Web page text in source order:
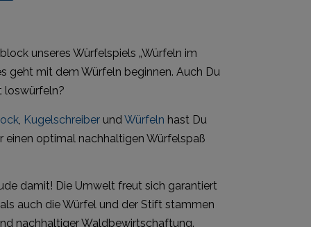
unseres Würfelspiels „Würfeln im
geht mit dem Würfeln beginnen. Auch Du
loswürfeln?
Kugelschreiber und Würfeln hast Du
einen optimal nachhaltigen Würfelspaß
damit! Die Umwelt freut sich garantiert
auch die Würfel und der Stift stammen
nachhaltiger Waldbewirtschaftung.